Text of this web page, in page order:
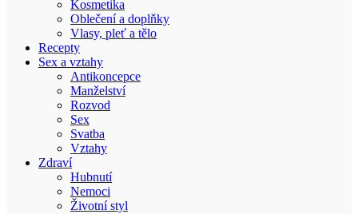
Kosmetika
Oblečení a doplňky
Vlasy, pleť a tělo
Recepty
Sex a vztahy
Antikoncepce
Manželství
Rozvod
Sex
Svatba
Vztahy
Zdraví
Hubnutí
Nemoci
Životní styl